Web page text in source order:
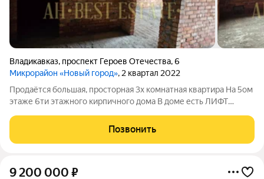
Владикавказ, проспект Героев Отечества,6
Микрорайон «Новый город», 2 квартал 2022
Продаётся большая, просторная 3х комнатная квартира На 5ом
этаже 6ти этажного кирпичного дома В доме есть ЛИФТ
Позвонить
9 200 000 ₽